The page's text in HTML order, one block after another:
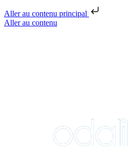
Aller au contenu principal
Aller au contenu